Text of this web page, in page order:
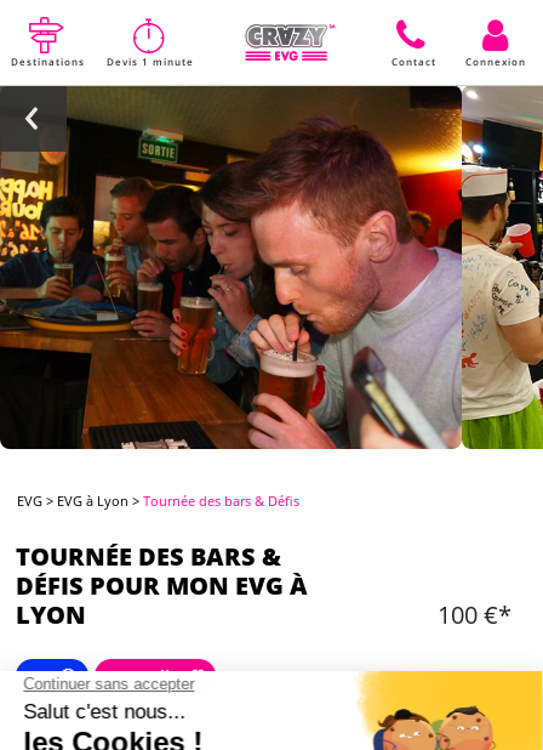
Destinations Devis 1 minute Contact Connexion
EVG > EVG à Lyon >Tournée des bars & Défis
TOURNÉE DES BARS &
DÉFIS POUR MON EVG À
LYON
100 €*
Fun 🤪 Best seller 🤍